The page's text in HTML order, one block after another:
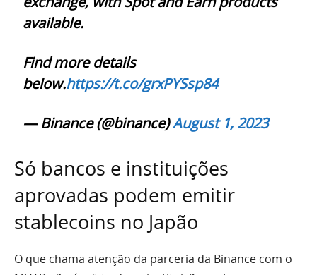
available.
Find more details
below.https://t.co/grxPYSsp84
— Binance (@binance)August 1, 2023
Só bancos e instituições
aprovadas podem emitir
stablecoins no Japão
O que chama atenção da parceria da Binance com o